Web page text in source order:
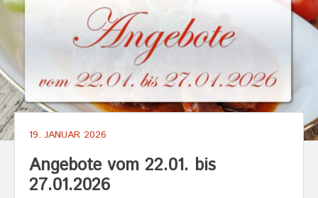
19. JANUAR 2026
Angebote vom 22.01. bis
27.01.2026